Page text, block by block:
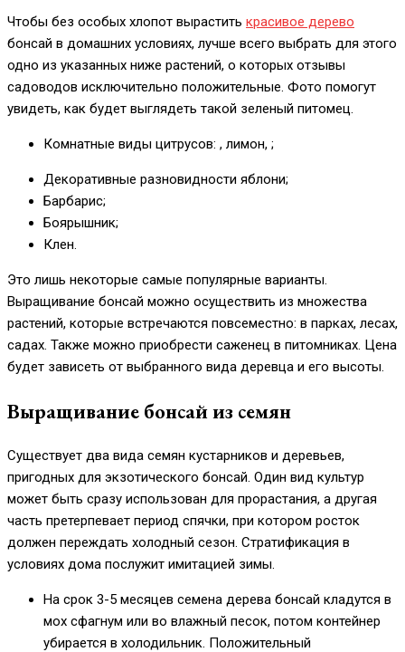
Чтобы без особых хлопот вырастить красивое дерево
бонсай в домашних условиях, лучше всего выбрать для этого
одно из указанных ниже растений, о которых отзывы
садоводов исключительно положительные. Фото помогут
увидеть, как будет выглядеть такой зеленый питомец.
Комнатные виды цитрусов: , лимон, ;
Декоративные разновидности яблони;
Барбарис;
Боярышник;
Клен.
Это лишь некоторые самые популярные варианты.
Выращивание бонсай можно осуществить из множества
растений, которые встречаются повсеместно: в парках, лесах,
садах. Также можно приобрести саженец в питомниках. Цена
будет зависеть от выбранного вида деревца и его высоты.
Выращивание бонсай из семян
Существует два вида семян кустарников и деревьев,
пригодных для экзотического бонсай. Один вид культур
может быть сразу использован для прорастания, а другая
часть претерпевает период спячки, при котором росток
должен переждать холодный сезон. Стратификация в
условиях дома послужит имитацией зимы.
На срок 3-5 месяцев семена дерева бонсай кладутся в
мох сфагнум или во влажный песок, потом контейнер
убирается в холодильник. Положительный